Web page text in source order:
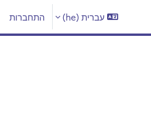
עברית ‎(he)‎ התחברות